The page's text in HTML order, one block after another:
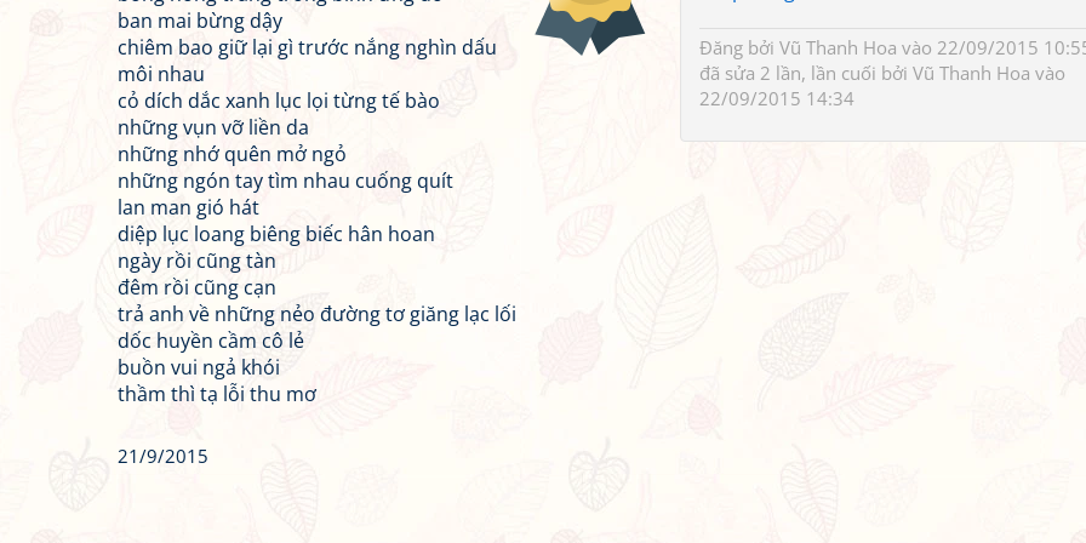
Đăng bởi Vũ Thanh Hoa vào 22/09/2015
đã sửa 2 lần, lần cuối bởi Vũ Thanh Hoa vào
22/09/2015 14:34
ban mai bừng dậy
chiêm bao giữ lại gì trước nắng nghìn dấu
môi nhau
cỏ dích dắc xanh lục lọi từng tế bào
những vụn vỡ liền da
những nhớ quên mở ngỏ
những ngón tay tìm nhau cuống quít
lan man gió hát
diệp lục loang biêng biếc hân hoan
ngày rồi cũng tàn
đêm rồi cũng cạn
trả anh về những nẻo đường tơ giăng lạc lối
dốc huyền cầm cô lẻ
buồn vui ngả khói
thầm thì tạ lỗi thu mơ
21/9/2015